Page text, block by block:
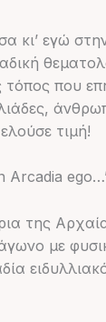
κι’ εγώ
τόπος που
τιμή!
Arcadia
της
με